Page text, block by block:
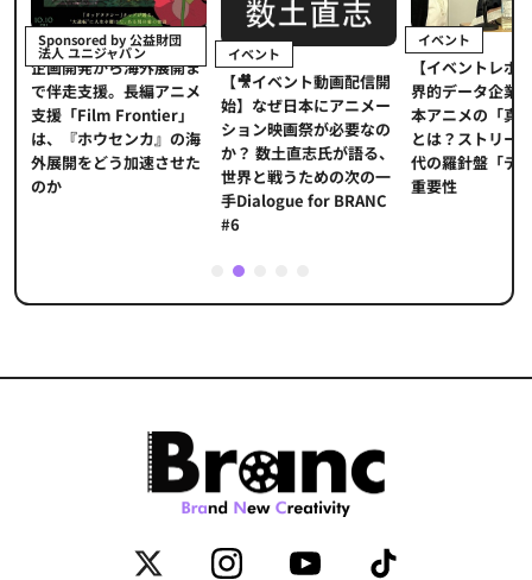
Sponsored by 公益財団
法人 ユニジャパン
企画開発から海外展開ま
で伴走支援。長編アニメ
支援「Film Frontier」
は、『ホウセンカ』の海
外展開をどう加速させた
のか
イベント
【🎥イベント動画配信開
始】なぜ日本にアニメー
ション映画祭が必要なの
か？ 数土直志氏が語る、
世界と戦うための次の一
手Dialogue for BRANC
#6
イベント
【イベントレポ
界的データ企業
本アニメの「真
とは？ストリー
代の羅針盤「デ
重要性
2